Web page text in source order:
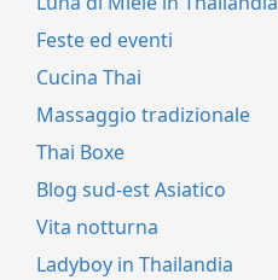
Feste ed eventi
Cucina Thai
Massaggio tradizionale
Thai Boxe
Blog sud-est Asiatico
Vita notturna
Ladyboy in Thailandia